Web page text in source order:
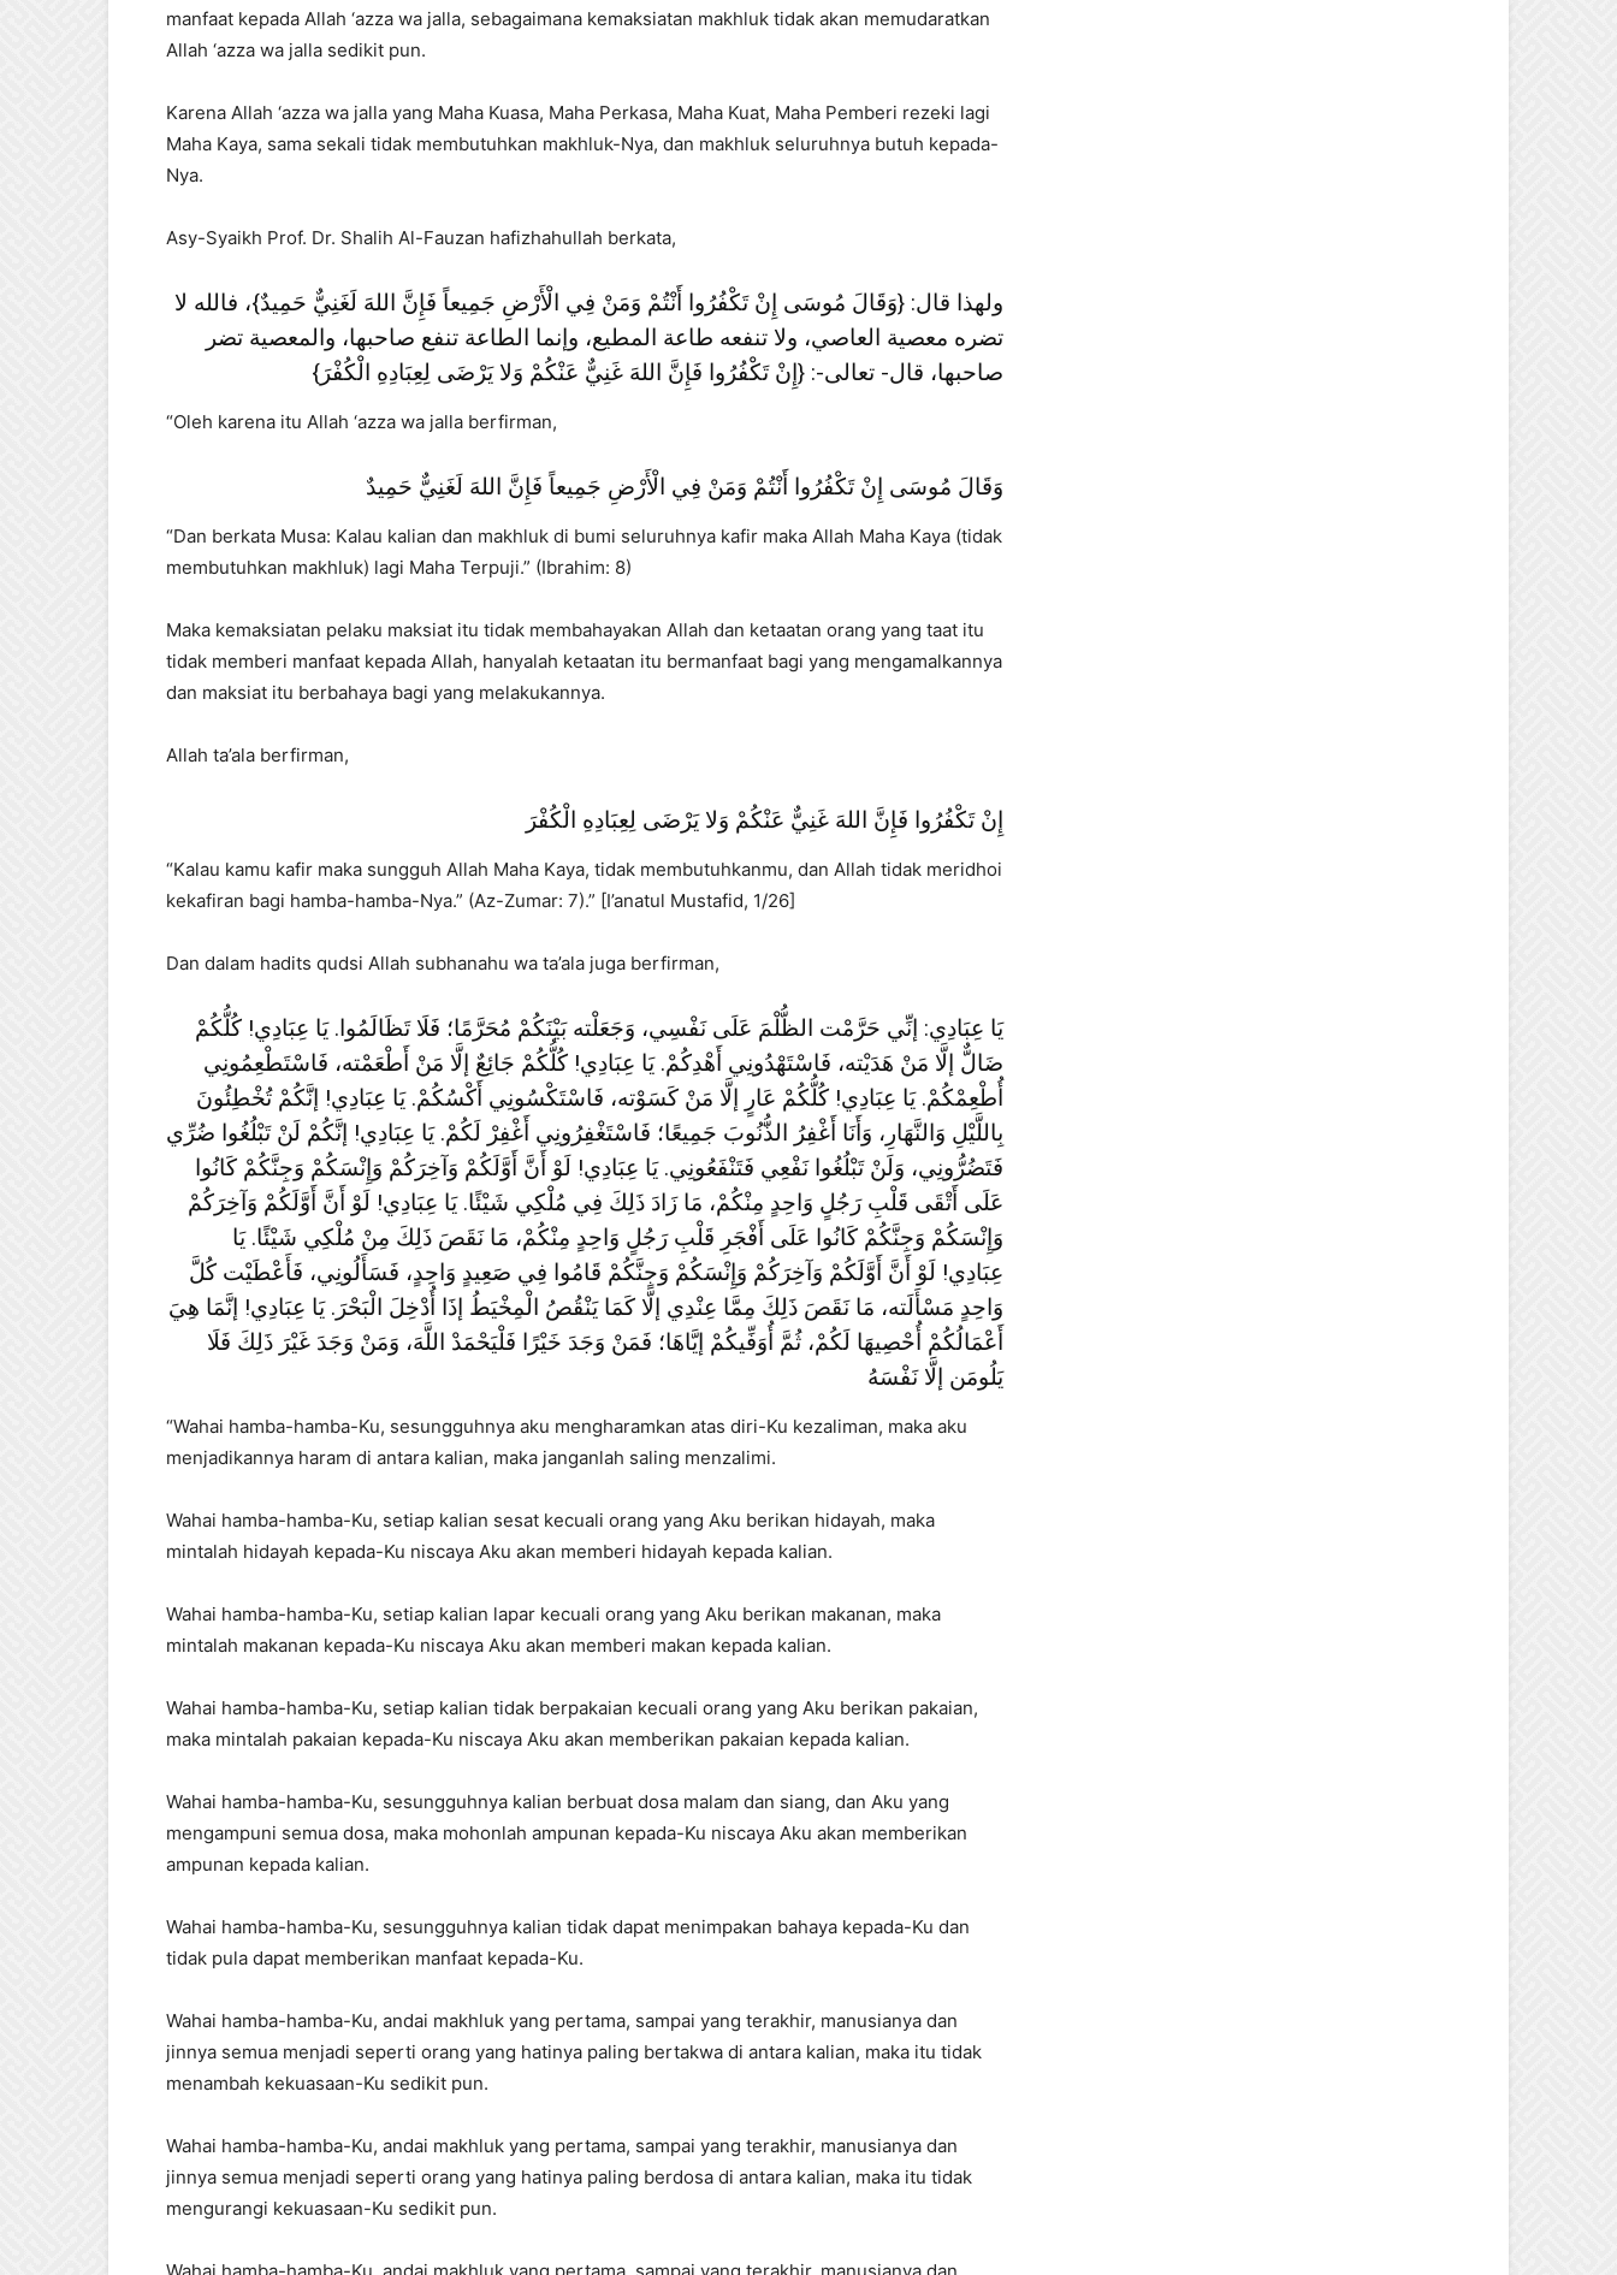
manfaat kepada Allah ‘azza wa jalla, sebagaimana kemaksiatan makhluk tidak akan memudaratkan
Allah ‘azza wa jalla sedikit pun.
Karena Allah ‘azza wa jalla yang Maha Kuasa, Maha Perkasa, Maha Kuat, Maha Pemberi rezeki lagi
Maha Kaya, sama sekali tidak membutuhkan makhluk-Nya, dan makhluk seluruhnya butuh kepada-
Nya.
Asy-Syaikh Prof. Dr. Shalih Al-Fauzan hafizhahullah berkata,
ولهذا قال: {وَقَالَ مُوسَى إِنْ تَكْفُرُوا أَنْتُمْ وَمَنْ فِي الْأَرْضِ جَمِيعاً فَإِنَّ اللهَ لَغَنِيٌّ حَمِيدٌ}، فالله لا
تضره معصية العاصي، ولا تنفعه طاعة المطيع، وإنما الطاعة تنفع صاحبها، والمعصية تضر
صاحبها، قال- تعالى-: {إِنْ تَكْفُرُوا فَإِنَّ اللهَ غَنِيٌّ عَنْكُمْ وَلا يَرْضَى لِعِبَادِهِ الْكُفْرَ}
“Oleh karena itu Allah ‘azza wa jalla berfirman,
وَقَالَ مُوسَى إِنْ تَكْفُرُوا أَنْتُمْ وَمَنْ فِي الْأَرْضِ جَمِيعاً فَإِنَّ اللهَ لَغَنِيٌّ حَمِيدٌ
“Dan berkata Musa: Kalau kalian dan makhluk di bumi seluruhnya kafir maka Allah Maha Kaya (tidak
membutuhkan makhluk) lagi Maha Terpuji.” (Ibrahim: 8)
Maka kemaksiatan pelaku maksiat itu tidak membahayakan Allah dan ketaatan orang yang taat itu
tidak memberi manfaat kepada Allah, hanyalah ketaatan itu bermanfaat bagi yang mengamalkannya
dan maksiat itu berbahaya bagi yang melakukannya.
Allah ta’ala berfirman,
إِنْ تَكْفُرُوا فَإِنَّ اللهَ غَنِيٌّ عَنْكُمْ وَلا يَرْضَى لِعِبَادِهِ الْكُفْرَ
“Kalau kamu kafir maka sungguh Allah Maha Kaya, tidak membutuhkanmu, dan Allah tidak meridhoi
kekafiran bagi hamba-hamba-Nya.” (Az-Zumar: 7).” [I’anatul Mustafid, 1/26]
Dan dalam hadits qudsi Allah subhanahu wa ta’ala juga berfirman,
يَا عِبَادِي: إنِّي حَرَّمْت الظُّلْمَ عَلَى نَفْسِي، وَجَعَلْته بَيْنَكُمْ مُحَرَّمًا؛ فَلَا تَظَالَمُوا. يَا عِبَادِي! كُلُّكُمْ
ضَالٌّ إلَّا مَنْ هَدَيْته، فَاسْتَهْدُونِي أَهْدِكُمْ. يَا عِبَادِي! كُلُّكُمْ جَائِعٌ إلَّا مَنْ أَطْعَمْته، فَاسْتَطْعِمُونِي
أُطْعِمْكُمْ. يَا عِبَادِي! كُلُّكُمْ عَارٍ إلَّا مَنْ كَسَوْته، فَاسْتَكْسُونِي أَكْسُكُمْ. يَا عِبَادِي! إنَّكُمْ تُخْطِئُونَ
بِاللَّيْلِ وَالنَّهَارِ، وَأَنَا أَغْفِرُ الذُّنُوبَ جَمِيعًا؛ فَاسْتَغْفِرُونِي أَغْفِرْ لَكُمْ. يَا عِبَادِي! إنَّكُمْ لَنْ تَبْلُغُوا ضُرِّي
فَتَضُرُّونِي، وَلَنْ تَبْلُغُوا نَفْعِي فَتَنْفَعُونِي. يَا عِبَادِي! لَوْ أَنَّ أَوَّلَكُمْ وَآخِرَكُمْ وَإِنْسَكُمْ وَجِنَّكُمْ كَانُوا
عَلَى أَتْقَى قَلْبِ رَجُلٍ وَاحِدٍ مِنْكُمْ، مَا زَادَ ذَلِكَ فِي مُلْكِي شَيْئًا. يَا عِبَادِي! لَوْ أَنَّ أَوَّلَكُمْ وَآخِرَكُمْ
وَإِنْسَكُمْ وَجِنَّكُمْ كَانُوا عَلَى أَفْجَرِ قَلْبِ رَجُلٍ وَاحِدٍ مِنْكُمْ، مَا نَقَصَ ذَلِكَ مِنْ مُلْكِي شَيْئًا. يَا
عِبَادِي! لَوْ أَنَّ أَوَّلَكُمْ وَآخِرَكُمْ وَإِنْسَكُمْ وَجِنَّكُمْ قَامُوا فِي صَعِيدٍ وَاحِدٍ، فَسَأَلُونِي، فَأَعْطَيْت كُلَّ
وَاحِدٍ مَسْأَلَته، مَا نَقَصَ ذَلِكَ مِمَّا عِنْدِي إلَّا كَمَا يَنْقُصُ الْمِخْيَطُ إذَا أُدْخِلَ الْبَحْرَ. يَا عِبَادِي! إنَّمَا هِيَ
أَعْمَالُكُمْ أُحْصِيهَا لَكُمْ، ثُمَّ أُوَفِّيكُمْ إيَّاهَا؛ فَمَنْ وَجَدَ خَيْرًا فَلْيَحْمَدْ اللَّهَ، وَمَنْ وَجَدَ غَيْرَ ذَلِكَ فَلَا
يَلُومَن إلَّا نَفْسَهُ
“Wahai hamba-hamba-Ku, sesungguhnya aku mengharamkan atas diri-Ku kezaliman, maka aku
menjadikannya haram di antara kalian, maka janganlah saling menzalimi.
Wahai hamba-hamba-Ku, setiap kalian sesat kecuali orang yang Aku berikan hidayah, maka
mintalah hidayah kepada-Ku niscaya Aku akan memberi hidayah kepada kalian.
Wahai hamba-hamba-Ku, setiap kalian lapar kecuali orang yang Aku berikan makanan, maka
mintalah makanan kepada-Ku niscaya Aku akan memberi makan kepada kalian.
Wahai hamba-hamba-Ku, setiap kalian tidak berpakaian kecuali orang yang Aku berikan pakaian,
maka mintalah pakaian kepada-Ku niscaya Aku akan memberikan pakaian kepada kalian.
Wahai hamba-hamba-Ku, sesungguhnya kalian berbuat dosa malam dan siang, dan Aku yang
mengampuni semua dosa, maka mohonlah ampunan kepada-Ku niscaya Aku akan memberikan
ampunan kepada kalian.
Wahai hamba-hamba-Ku, sesungguhnya kalian tidak dapat menimpakan bahaya kepada-Ku dan
tidak pula dapat memberikan manfaat kepada-Ku.
Wahai hamba-hamba-Ku, andai makhluk yang pertama, sampai yang terakhir, manusianya dan
jinnya semua menjadi seperti orang yang hatinya paling bertakwa di antara kalian, maka itu tidak
menambah kekuasaan-Ku sedikit pun.
Wahai hamba-hamba-Ku, andai makhluk yang pertama, sampai yang terakhir, manusianya dan
jinnya semua menjadi seperti orang yang hatinya paling berdosa di antara kalian, maka itu tidak
mengurangi kekuasaan-Ku sedikit pun.